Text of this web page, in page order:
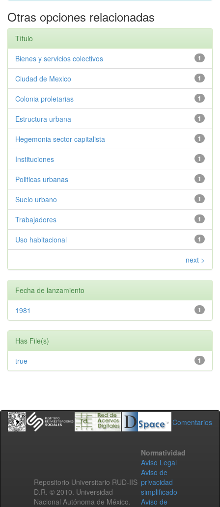
Otras opciones relacionadas
Título
1
Bienes y servicios colectivos
1
Ciudad de Mexico
1
Colonia proletarias
1
Estructura urbana
1
Hegemonia sector capitalista
1
Instituciones
1
Politicas urbanas
1
Suelo urbano
1
Trabajadores
1
Uso habitacional
next >
Fecha de lanzamiento
1
1981
Has File(s)
1
true
Comentarios
Repositorio Universitario RUD-IIS
D.R. © 2010. Universidad
Nacional Autónoma de México.
Normatividad
Aviso Legal
Aviso de
privacidad
simplificado
Aviso de